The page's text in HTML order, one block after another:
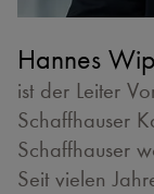
Hannes
ist der Leiter
Schaffhauser
Schaffhauser
Seit vielen